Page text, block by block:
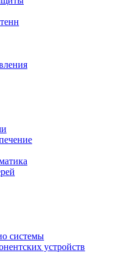
системы
устройств